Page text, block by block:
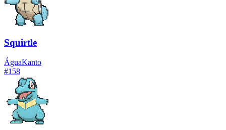
Squirtle
ÁguaKanto
#158